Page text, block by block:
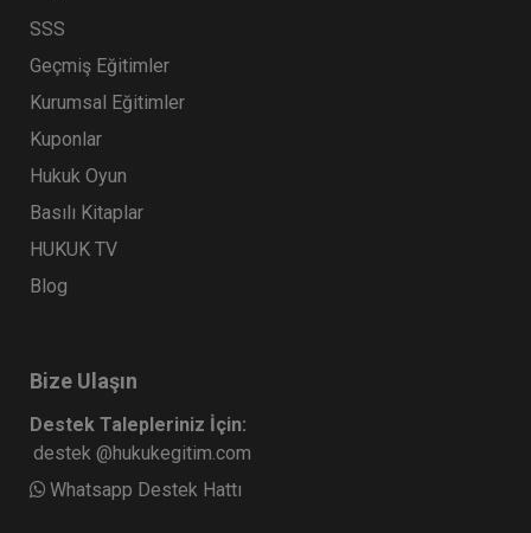
Sertifika
VII. TİCARET HUKUKU KONGRESİ (Erken Kayıt
18 ŞUBAT 2027
Eğitim Tarihi
SSS
Geçmiş Eğitimler
Kurumsal Eğitimler
Kuponlar
Hukuk Oyun
Basılı Kitaplar
HUKUK TV
Blog
Bize Ulaşın
Destek Talepleriniz İçin:
destek @hukukegitim.com
Whatsapp Destek Hattı